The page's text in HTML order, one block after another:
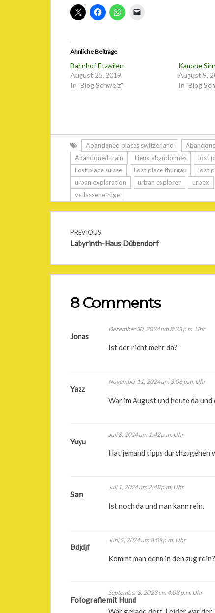
Ähnliche Beiträge
Bahnhof Etzwilen
August 25, 2019
In "Blog Schweiz"
Kanone
August 9,
In "Blog
Abandoned places switzerland
Abandoned train
Lieux abandonnes
lost
Lost place suisse
Lost place thurgau lost
urban exploration
urban explorer urbex
verlassene züge
PREVIOUS
Labyrinth-Haus Dübendorf
8 Comments
Jonas
Dezember 30, 2024 um 8:23 p.m. Uhr
Ist der nicht mehr da?
Yazz
November 11, 2024 um 3:06 p.m. Uhr
War im August und heute da
Yuyu
Juli 8, 2024 um 1:42 p.m. Uhr
Hat jemand tipps durchzugehen
Sam
Juli 1, 2024 um 2:48 p.m. Uhr
Ist noch da und man kann rein.
Bdjdjf
Juni 9, 2024 um 8:05 p.m. Uhr
Kommt man denn in den zug rein?
Fotografie mit Hund
September 8, 2023 um 4:03 p.m. Uhr
War gerade dort. Leider war